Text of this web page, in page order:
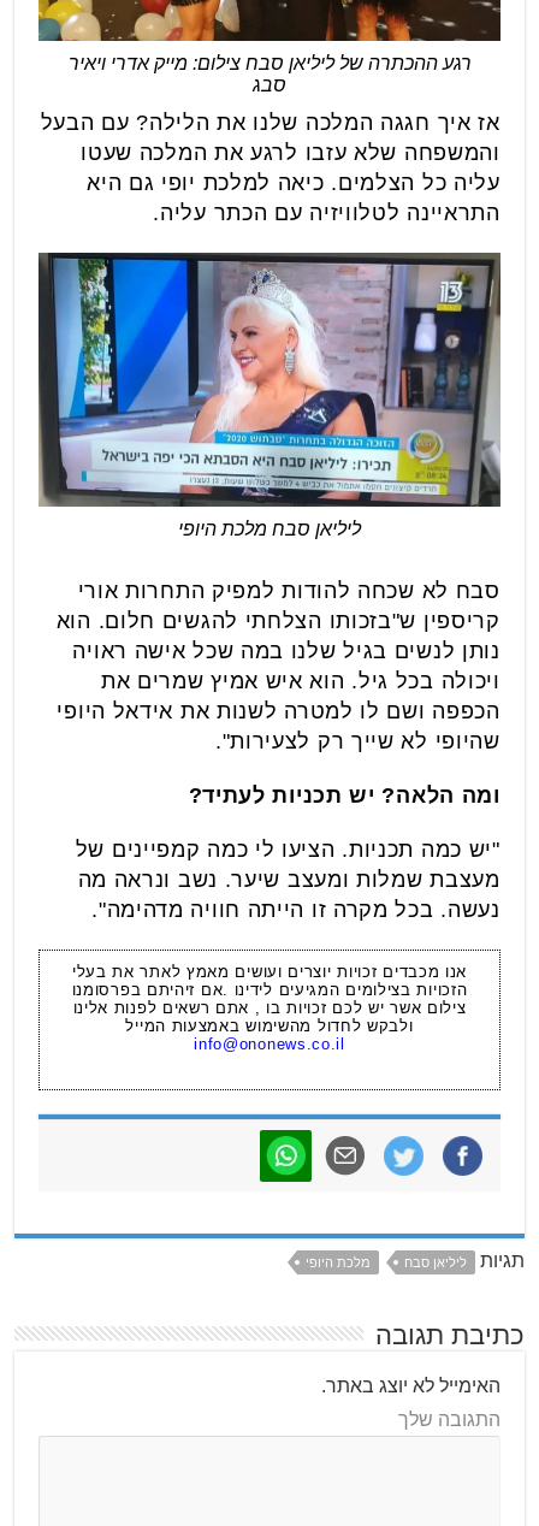
רגע ההכתרה של ליליאן סבח צילום: מייק אדרי ויאיר
סבג
אז איך חגגה המלכה שלנו את הלילה? עם הבעל
והמשפחה שלא עזבו לרגע את המלכה שעטו
עליה כל הצלמים. כיאה למלכת יופי גם היא
התראיינה לטלוויזיה עם הכתר עליה.
ליליאן סבח מלכת היופי
סבח לא שכחה להודות למפיק התחרות אורי
קריספין ש"בזכותו הצלחתי להגשים חלום. הוא
נותן לנשים בגיל שלנו במה שכל אישה ראויה
ויכולה בכל גיל. הוא איש אמיץ שמרים את
הכפפה ושם לו למטרה לשנות את אידאל היופי
שהיופי לא שייך רק לצעירות".
ומה הלאה? יש תכניות לעתיד?
"יש כמה תכניות. הציעו לי כמה קמפיינים של
מעצבת שמלות ומעצב שיער. נשב ונראה מה
נעשה. בכל מקרה זו הייתה חוויה מדהימה".
אנו מכבדים זכויות יוצרים ועושים מאמץ לאתר את בעלי
הזכויות בצילומים המגיעים לידינו .אם זיהיתם בפרסומנו
צילום אשר יש לכם זכויות בו , אתם רשאים לפנות אלינו
ולבקש לחדול מהשימוש באמצעות המייל
info@ononews.co.il
תגיות ליליאן סבח מלכת היופי
כתיבת תגובה
האימייל לא יוצג באתר.
התגובה שלך